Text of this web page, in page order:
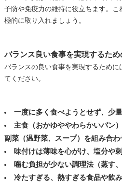
予防や免疫力の維持に役立ちます。
極的に取り入れましょう。
バランス良い食事を実現するため
バランスの良い食事を実現するために
てください。
一度に多く食べようとせず、少
主食（おかゆややわらかいパン
副菜（温野菜、スープ）を組み合わ
味付けは薄味を心がけ、塩分や
噛む負担が少ない調理法（蒸す
冷たすぎる、熱すぎる食品や飲